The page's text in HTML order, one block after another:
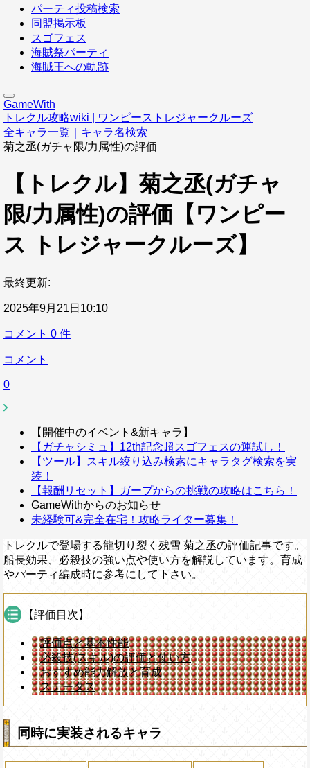
パーティ投稿検索
同盟掲示板
スゴフェス
海賊祭パーティ
海賊王への軌跡
GameWith
トレクル攻略wiki | ワンピーストレジャークルーズ
全キャラ一覧｜キャラ名検索
菊之丞(ガチャ限/力属性)の評価
【トレクル】菊之丞(ガチャ
限/力属性)の評価【ワンピー
ス トレジャークルーズ】
最終更新:
2025年9月21日10:10
コメント 0 件
コメント
0
【開催中のイベント&新キャラ】
【ガチャシミュ】12th記念超スゴフェスの運試し！
【ツール】スキル絞り込み検索にキャラタグ検索を実
装！
【報酬リセット】ガープからの挑戦の攻略はこちら！
GameWithからのお知らせ
未経験可&完全在宅！攻略ライター募集！
トレクルで登場する龍切り裂く残雪 菊之丞の評価記事です。
船長効果、必殺技の強い点や使い方を解説しています。育成
やパーティ編成時に参考にして下さい。
【評価目次】
評価点と基本性能
必殺技(スキル)の評価と使い方
おすすめ能力解放と育成
ステータス
同時に実装されるキャラ